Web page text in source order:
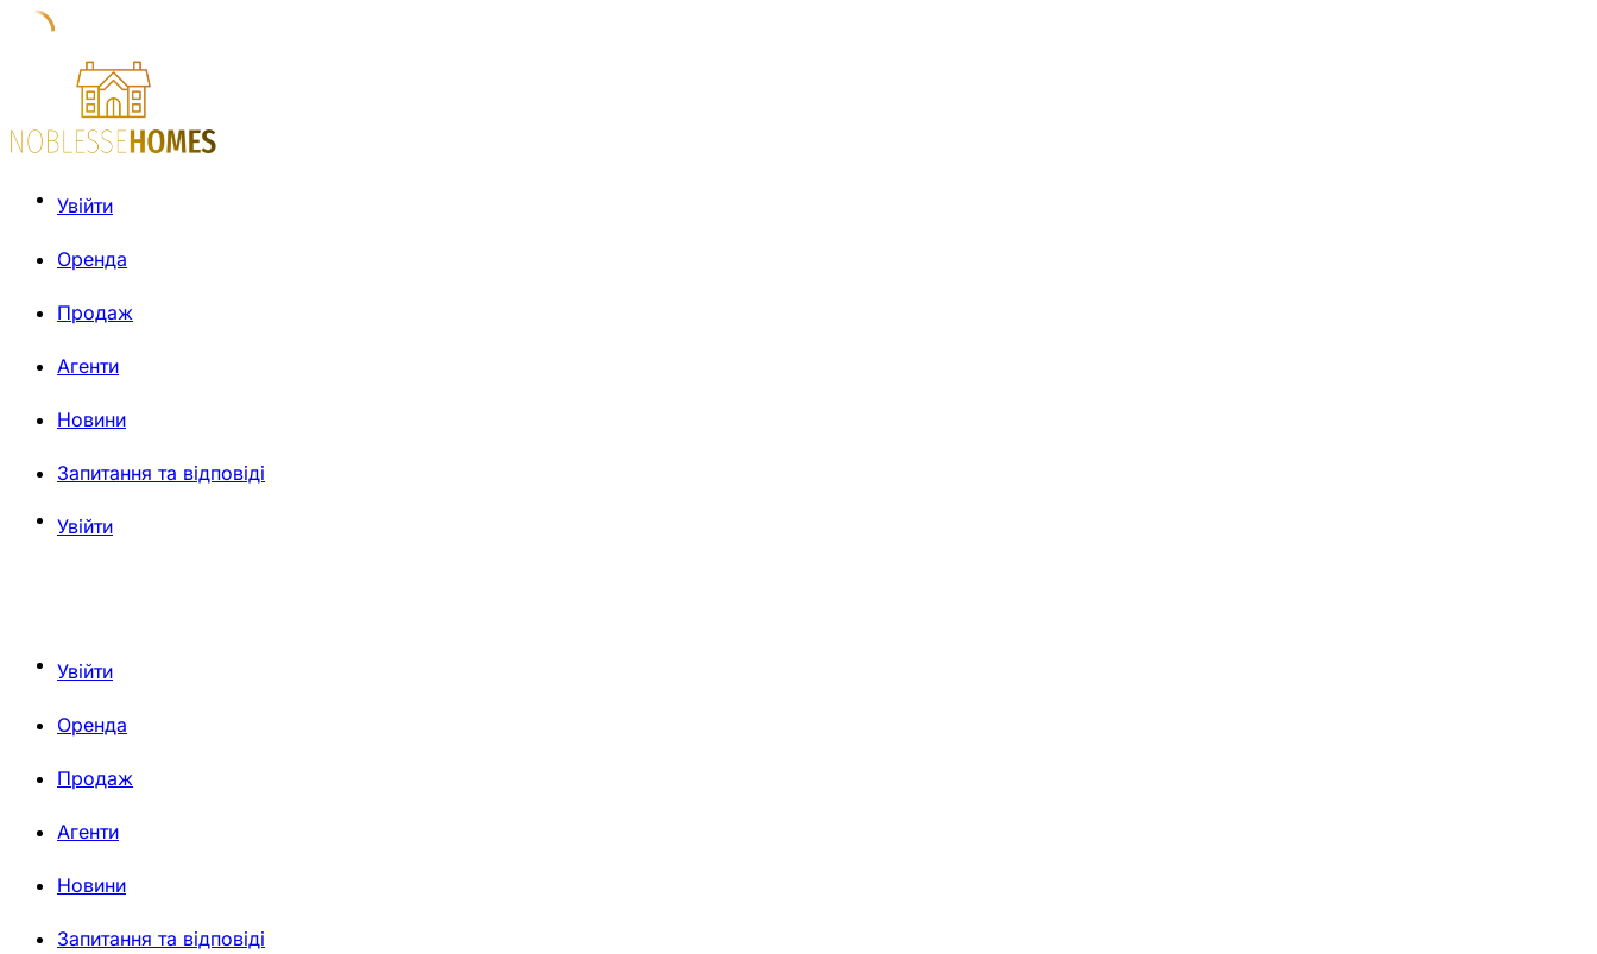
Увійти
Оренда
Продаж
Агенти
Новини
Запитання та відповіді
Увійти
Увійти
Оренда
Продаж
Агенти
Новини
Запитання та відповіді